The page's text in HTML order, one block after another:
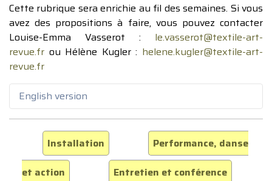
Cette rubrique sera enrichie au fil des semaines. Si vous
avez des propositions à faire, vous pouvez contacter
Louise-Emma Vasserot : le.vasserot@textile-art-
revue.fr ou Hélène Kugler : helene.kugler@textile-art-
revue.fr
English version
Installation
Performance, danse
et action
Entretien et conférence